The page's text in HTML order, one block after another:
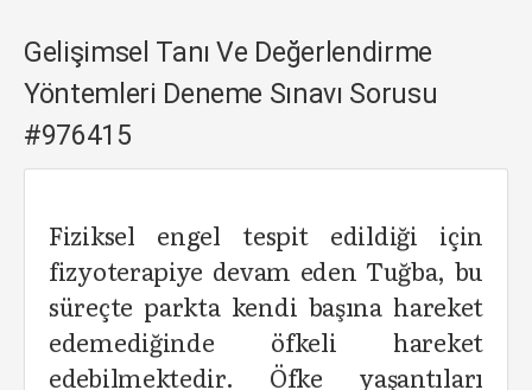
Gelişimsel Tanı Ve Değerlendirme
Yöntemleri Deneme Sınavı Sorusu
#976415
Fiziksel engel tespit edildiği için
fizyoterapiye devam eden Tuğba, bu
süreçte parkta kendi başına hareket
edemediğinde öfkeli hareket
edebilmektedir. Öfke yaşantıları